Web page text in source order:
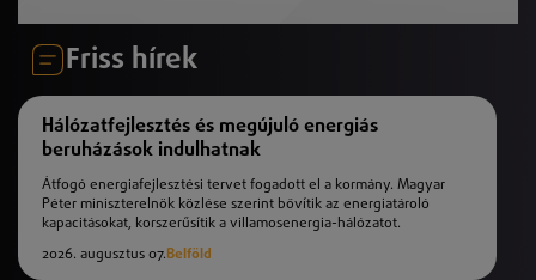
Friss hírek
Hálózatfejlesztés és megújuló energiás
beruházások indulhatnak
Átfogó energiafejlesztési tervet fogadott el a kormány. Magyar
Péter miniszterelnök közlése szerint bővítik az energiatároló
kapacitásokat, korszerűsítik a villamosenergia-hálózatot.
2026. augusztus 07.Belföld